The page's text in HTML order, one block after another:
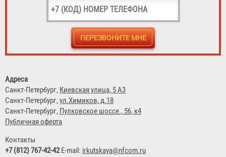
Головка муфтовая ГМ-150
Адреса
Санкт-Петербург, Киевская улица, 5 А3
Санкт-Петербург,ул.Химиков, д.18
Санкт-Петербург, Пулковское шоссе., 56, к4
Публичная оферта
Контакты
+7 (812) 767-42-42E-mail: irkutskaya@nfcom.ru